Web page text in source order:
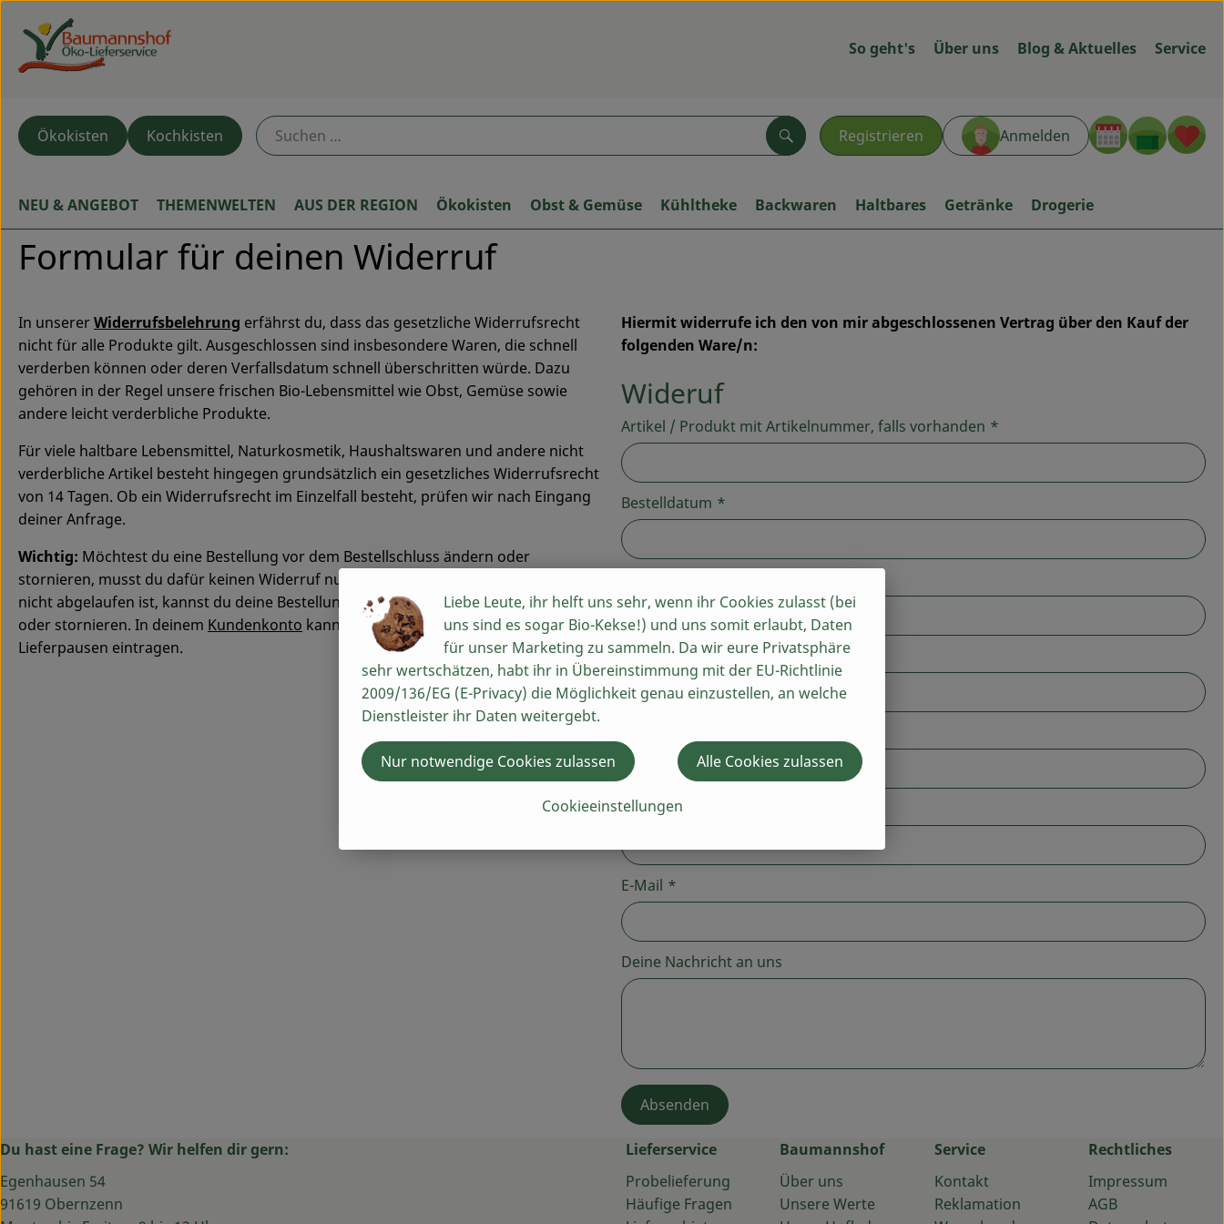
So geht's Über uns Blog & Aktuelles Service
Registrieren Anmelden
Suchen
Ökokisten Kochkisten
NEU & ANGEBOT THEMENWELTEN AUS DER REGION Ökokisten Obst & Gemüse Kühltheke Backwaren Haltbares Getränke Drogerie
Formular für deinen Widerruf
In unsererWiderrufsbelehrung erfährst du, dass das gesetzliche Widerrufsrecht
nicht für alle Produkte gilt. Ausgeschlossen sind insbesondere Waren, die schnell
verderben können oder deren Verfallsdatum schnell überschritten würde. Dazu
gehören in der Regel unsere frischen Bio-Lebensmittel wie Obst, Gemüse sowie
andere leicht verderbliche Produkte.
Für viele haltbare Lebensmittel, Naturkosmetik, Haushaltswaren und andere nicht
verderbliche Artikel besteht hingegen grundsätzlich ein gesetzliches Widerrufsrecht
von 14 Tagen. Ob ein Widerrufsrecht im Einzelfall besteht, prüfen wir nach Eingang
deiner Anfrage.
Wichtig: Möchtest du eine Bestellung vor dem Bestellschluss ändern oder
stornieren, musst du dafür keinen Widerruf nutzen. Solange die Bestellfrist noch
nicht abgelaufen ist, kannst du deine Bestellung bequem im
Warenkorbanpassen
oder stornieren. In deinem Kundenkonto kannst du deine Abos verwalten sowie
Lieferpausen eintragen.
Hiermit widerrufe ich den von mir abgeschlossenen Vertrag über den Kauf der
folgenden Ware/n:
Wideruf
Artikel / Produkt mit Artikelnummer, falls vorhanden *
Bestelldatum *
Vorname *
Kundenummer
E-Mail *
Deine Nachricht an uns
Absenden
Du hast eine Frage? Wir helfen dir gern:
Egenhausen 54
91619 Obernzenn
Lieferservice
Probelieferung
Häufige Fragen
Baumannshof
Über uns
Unsere Werte
Service
Kontakt
Reklamation
Rechtliches
Impressum
AGB
Liebe Leute, ihr helft uns sehr, wenn ihr Cookies zulasst (bei
uns sind es sogar Bio-Kekse!) und uns somit erlaubt, Daten
für unser Marketing zu sammeln. Da wir eure Privatsphäre
sehr wertschätzen, habt ihr in Übereinstimmung mit der EU-Richtlinie
2009/136/EG (E-Privacy) die Möglichkeit genau einzustellen, an welche
Dienstleister ihr Daten weitergebt.
Cookieeinstellungen
Nur notwendige Cookies zulassen Alle Cookies zulassen